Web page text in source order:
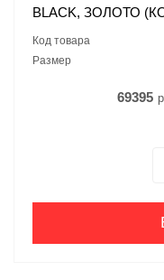
BLACK, ЗОЛОТО
Код товара
Размер
69395